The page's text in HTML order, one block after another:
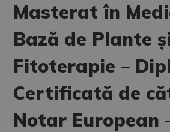
Masterat în
Bază de Plante
Fitoterapie –
Certificată de
Notar European